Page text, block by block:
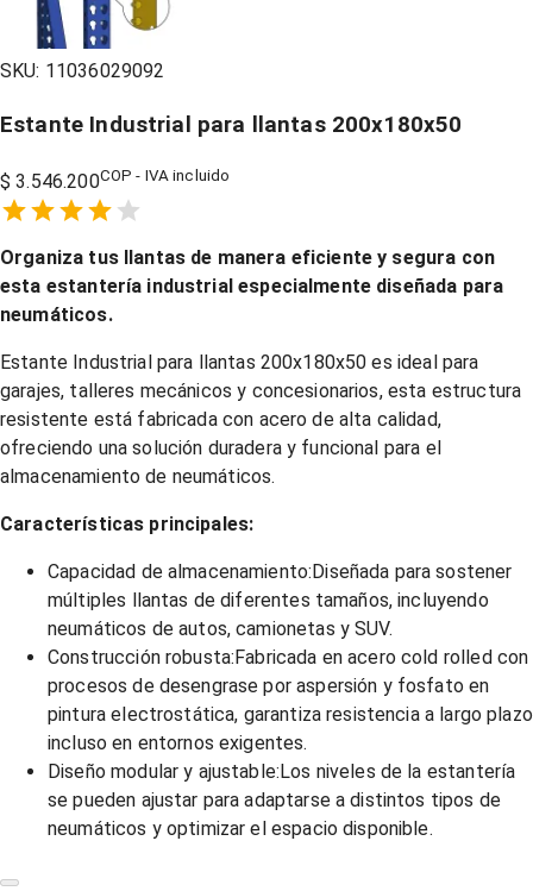
SKU: 11036029092
Estante Industrial para llantas 200x180x50
$ 3.546.200COP - IVA incluido
1 Star,
2 Stars,
3 Stars,
4 Stars,
5 Stars,
Organiza tus llantas de manera eficiente y segura con
esta estantería industrial especialmente diseñada para
neumáticos.
Estante Industrial para llantas 200x180x50 es ideal para
garajes, talleres mecánicos y concesionarios, esta estructura
resistente está fabricada con acero de alta calidad,
ofreciendo una solución duradera y funcional para el
almacenamiento de neumáticos.
Características principales:
Capacidad de almacenamiento:Diseñada para sostener
múltiples llantas de diferentes tamaños, incluyendo
neumáticos de autos, camionetas y SUV.
Construcción robusta:Fabricada en acero cold rolled con
procesos de desengrase por aspersión y fosfato en
pintura electrostática, garantiza resistencia a largo plazo
incluso en entornos exigentes.
Diseño modular y ajustable:Los niveles de la estantería
se pueden ajustar para adaptarse a distintos tipos de
neumáticos y optimizar el espacio disponible.